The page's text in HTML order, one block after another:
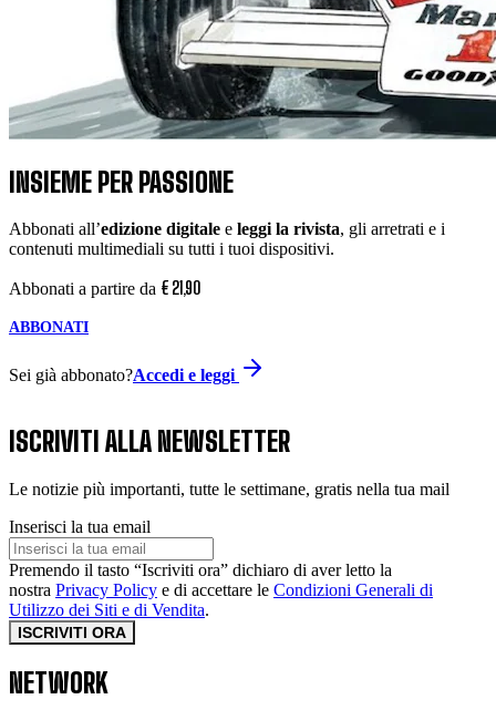
INSIEME PER PASSIONE
Abbonati all’edizione digitale e leggi la rivista, gli arretrati e i
contenuti multimediali su tutti i tuoi dispositivi.
Abbonati a partire da € 21,90
ABBONATI
Sei già abbonato?Accedi e leggi
ISCRIVITI ALLA NEWSLETTER
Le notizie più importanti, tutte le settimane, gratis nella tua mail
Inserisci la tua email
Premendo il tasto “Iscriviti ora” dichiaro di aver letto la
nostra Privacy Policy e di accettare le Condizioni Generali di
Utilizzo dei Siti e di Vendita.
ISCRIVITI ORA
NETWORK